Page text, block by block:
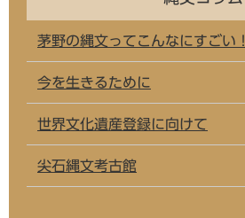
茅野の縄文ってこんなにすごい！
今を生きるために
世界文化遺産登録に向けて
尖石縄文考古館